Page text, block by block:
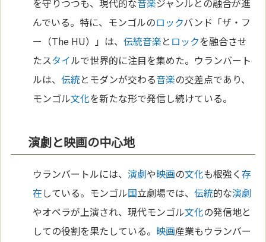
を守りつつも、現代的な音楽ジャンルとの融合が進
んでいる。特に、モンゴルのロックバンド「ザ・フ
ー（The HU）」は、伝統音楽と ロックを融合させ
たスタイルで世界的に注目を集めた。ウランバート
ルは、伝統とモダンが交わる音楽の交差点であり、
モンゴル文化を新たな形で発信し続けている。
演劇と映画の中心地
ウランバートルには、演劇や映画の文化も根強く存
在している。モンゴル国立劇場では、伝統的な演劇
やオペラが上演され、現代モンゴル文化の発信地と
しての役割を果たしている。 映画産業もウランバー